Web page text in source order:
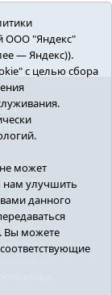
E-mail:
г.
в
и
ООО "Яндекс"
— Яндекс)).
с целью сбора
может
нам улучшить
данного
Вы можете